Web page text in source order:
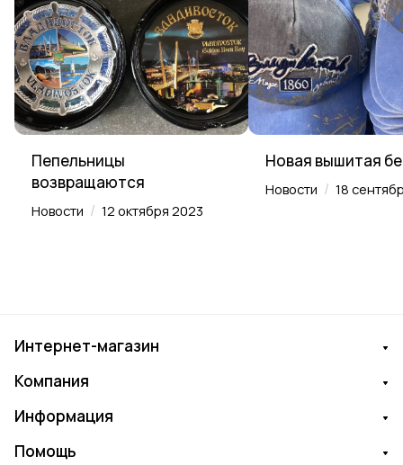
Пепельницы
возвращаются
Новости / 12 октября 2023
Новая вышитая
Новости / 18
Интернет-магазин
Компания
Информация
Помощь